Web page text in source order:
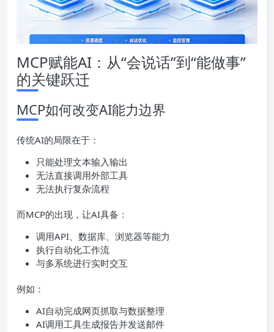
MCP赋能AI：从“会说话”到“能做事”
的关键跃迁
MCP如何改变AI能力边界
传统AI的局限在于：
只能处理文本输入输出
无法直接调用外部工具
无法执行复杂流程
而MCP的出现，让AI具备：
调用API、数据库、浏览器等能力
执行自动化工作流
与多系统进行实时交互
例如：
AI自动完成网页抓取与数据整理
AI调用工具生成报告并发送邮件